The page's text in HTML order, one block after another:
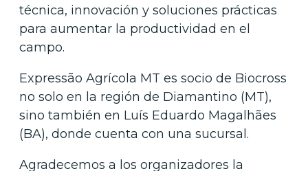
técnica, innovación y soluciones prácticas
para aumentar la productividad en el
campo.
Expressão Agrícola MT es socio de Biocross
no solo en la región de Diamantino (MT),
sino también en Luís Eduardo Magalhães
(BA), donde cuenta con una sucursal.
Agradecemos a los organizadores la